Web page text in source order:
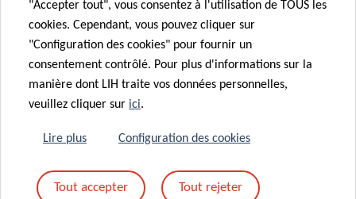
En envoyant votre message, vous acceptez
"Accepter tout", vous consentez à l'utilisation de TOUS les
cookies. Cependant, vous pouvez cliquer sur
"Configuration des cookies" pour fournir un
consentement contrôlé. Pour plus d'informations sur la
manière dont LIH traite vos données personnelles,
veuillez cliquer sur ici.
Lire plus Configuration des cookies
Tout accepter Tout rejeter